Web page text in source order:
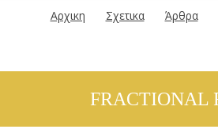
Αρχικη Σχετικα Άρθρα